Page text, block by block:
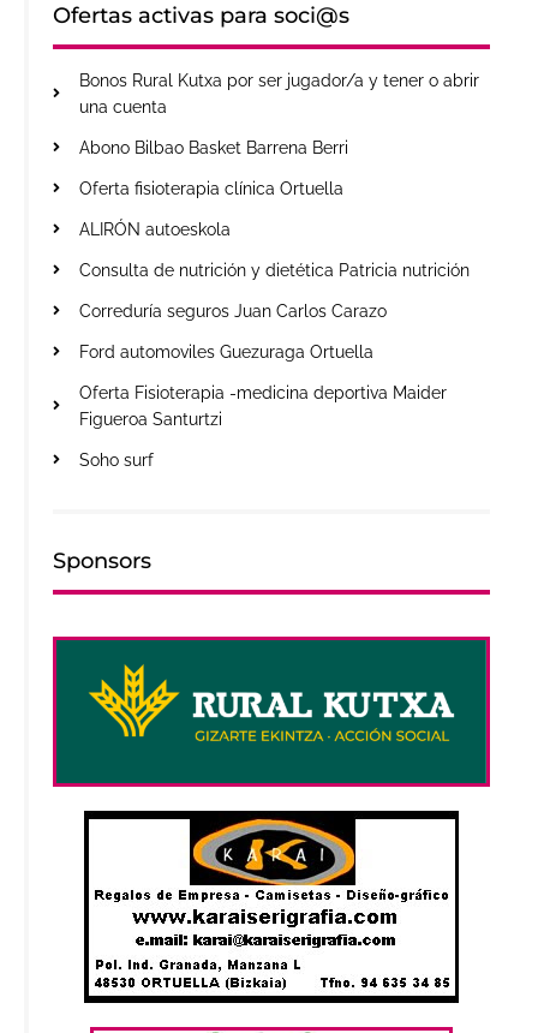
Ofertas activas para soci@s
Bonos Rural Kutxa por ser jugador/a y tener o abrir
una cuenta
Abono Bilbao Basket Barrena Berri
Oferta fisioterapia clínica Ortuella
ALIRÓN autoeskola
Consulta de nutrición y dietética Patricia nutrición
Correduría seguros Juan Carlos Carazo
Ford automoviles Guezuraga Ortuella
Oferta Fisioterapia -medicina deportiva Maider
Figueroa Santurtzi
Soho surf
Sponsors